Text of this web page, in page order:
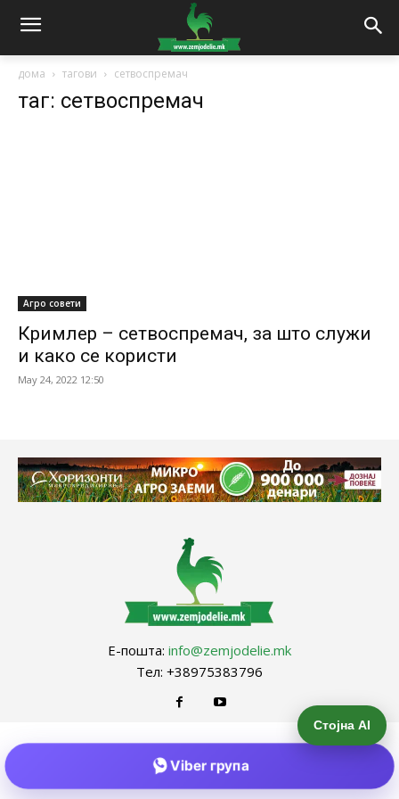
дома тагови сетвоспремач
таг: сетвоспремач
Агро совети
Кримлер – сетвоспремач, за што служи
и како се користи
May 24, 2022 12:50
Е-пошта: info@zemjodelie.mk
Тел: +38975383796
Стојна AI
Viber група